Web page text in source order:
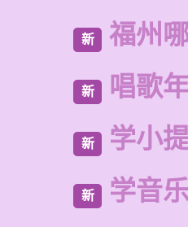
新 福州
新 唱歌
新 学小
新 学音